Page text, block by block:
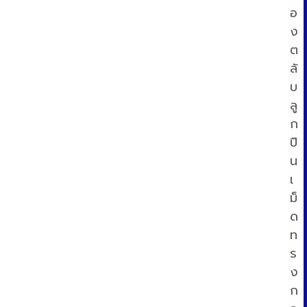
อ
ง
ต
ลั
บ
ลู
ก
ปื
น
เ
ม็
ด
ท
ร
ง
ก